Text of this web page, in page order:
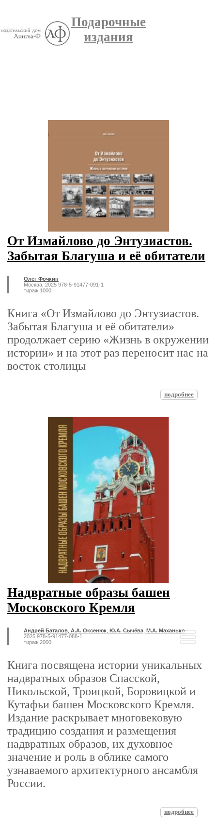
Подарочные
издания
От Измайлово до Энтузиастов.
Забытая Благуша и её обитатели
Олег Фочкин
Москва, 2025 978-5-91477-091-1
тираж 1000
Книга «От Измайлово до Энтузиастов.
Забытая Благуша и её обитатели»
продолжает серию «Жизнь в окружении
истории» и на этот раз переносит нас на
восток столицы
подробнее
Надвратные образы башен
Московского Кремля
Андрей Баталов А.А. Оксенюк Ю.А. Сычёва
М.А. Маханько
2025 978-5-91477-088-1
тираж 2000
Книга посвящена истории уникальных
надвратных образов Спасской,
Никольской, Троицкой, Боровицкой и
Кутафьи башен Московского Кремля.
Издание раскрывает многовековую
традицию создания и размещения
надвратных образов, их духовное
значение и роль в облике самого
узнаваемого архитектурного ансамбля
России.
подробнее